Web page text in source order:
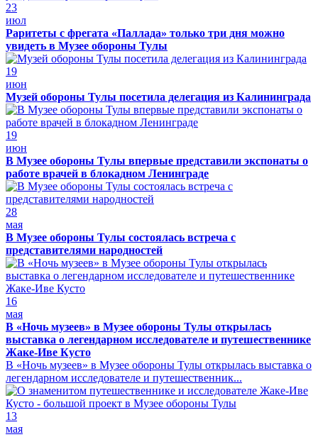
23
июл
Раритеты с фрегата «Паллада» только три дня можно
увидеть в Музее обороны Тулы
19
июн
Музей обороны Тулы посетила делегация из Калининграда
19
июн
В Музее обороны Тулы впервые представили экспонаты о
работе врачей в блокадном Ленинграде
28
мая
В Музее обороны Тулы состоялась встреча с
представителями народностей
16
мая
В «Ночь музеев» в Музее обороны Тулы открылась
выставка о легендарном исследователе и путешественнике
Жаке-Иве Кусто
В «Ночь музеев» в Музее обороны Тулы открылась выставка о
легендарном исследователе и путешественник...
13
мая